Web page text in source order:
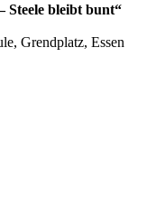
Steele bleibt bunt“
Grendplatz, Essen